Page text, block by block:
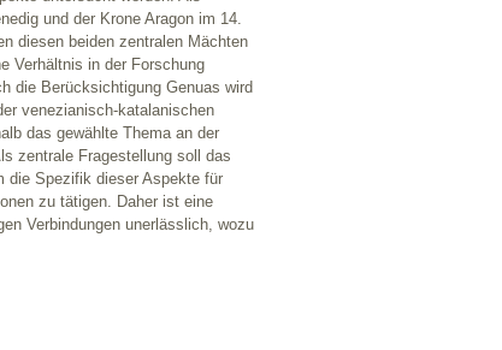
und der Krone Aragon im 14.
diesen beiden zentralen Mächten
Verhältnis in der Forschung
die Berücksichtigung Genuas wird
venezianisch-katalanischen
das gewählte Thema an der
zentrale Fragestellung soll das
die Spezifik dieser Aspekte für
zu tätigen. Daher ist eine
Verbindungen unerlässlich, wozu